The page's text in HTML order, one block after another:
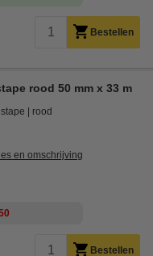
Bestellen
rood 50 mm x 33 m
rood
en omschrijving
Bestellen